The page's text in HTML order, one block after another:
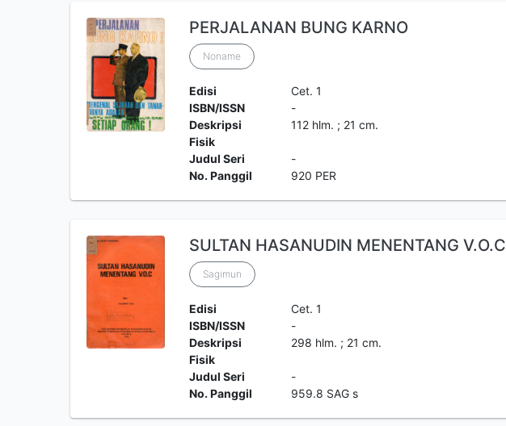
PERJALANAN BUNG KARNO
Noname
Edisi
Cet. 1
ISBN/ISSN
-
Deskripsi
Fisik
112 hlm. ; 21 cm.
Judul Seri
-
No. Panggil
920 PER
SULTAN HASANUDIN MENENTANG V.O.C
Sagimun
Edisi
Cet. 1
ISBN/ISSN
-
Deskripsi
Fisik
298 hlm. ; 21 cm.
Judul Seri
-
No. Panggil
959.8 SAG s